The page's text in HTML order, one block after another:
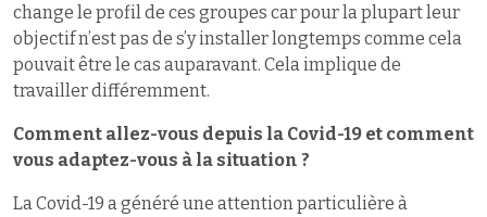
change le profil de ces groupes car pour la plupart leur
objectif n’est pas de s’y installer longtemps comme cela
pouvait être le cas auparavant. Cela implique de
travailler différemment.
Comment allez-vous depuis la Covid-19 et comment
vous adaptez-vous à la situation ?
La Covid-19 a généré une attention particulière à